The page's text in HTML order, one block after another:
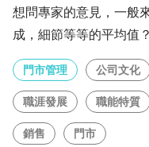
想問專家的意見，一般
成，細節等等的平均值
門市管理 公司文化
職涯發展 職能特質
銷售 門市